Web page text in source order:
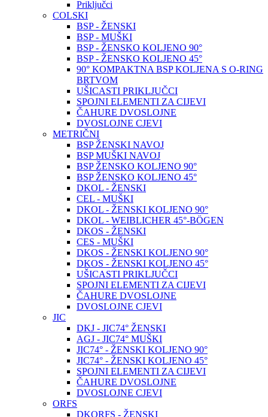
Priključci
COLSKI
BSP - ŽENSKI
BSP - MUŠKI
BSP - ŽENSKO KOLJENO 90°
BSP - ŽENSKO KOLJENO 45°
90° KOMPAKTNA BSP KOLJENA S O-RING
BRTVOM
UŠICASTI PRIKLJUČCI
SPOJNI ELEMENTI ZA CIJEVI
ČAHURE DVOSLOJNE
DVOSLOJNE CJEVI
METRIČNI
BSP ŽENSKI NAVOJ
BSP MUŠKI NAVOJ
BSP ŽENSKO KOLJENO 90°
BSP ŽENSKO KOLJENO 45°
DKOL - ŽENSKI
CEL - MUŠKI
DKOL - ŽENSKI KOLJENO 90°
DKOL - WEIBLICHER 45°-BÖGEN
DKOS - ŽENSKI
CES - MUŠKI
DKOS - ŽENSKI KOLJENO 90°
DKOS - ŽENSKI KOLJENO 45°
UŠICASTI PRIKLJUČCI
SPOJNI ELEMENTI ZA CIJEVI
ČAHURE DVOSLOJNE
DVOSLOJNE CJEVI
JIC
DKJ - JIC74° ŽENSKI
AGJ - JIC74° MUŠKI
JIC74° - ŽENSKI KOLJENO 90°
JIC74° - ŽENSKI KOLJENO 45°
SPOJNI ELEMENTI ZA CIJEVI
ČAHURE DVOSLOJNE
DVOSLOJNE CJEVI
ORFS
DKORFS - ŽENSKI